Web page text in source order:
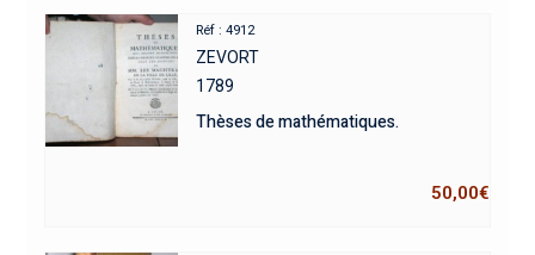
Réf : 4912
ZEVORT
1789
Thèses de mathématiques.
50,00€